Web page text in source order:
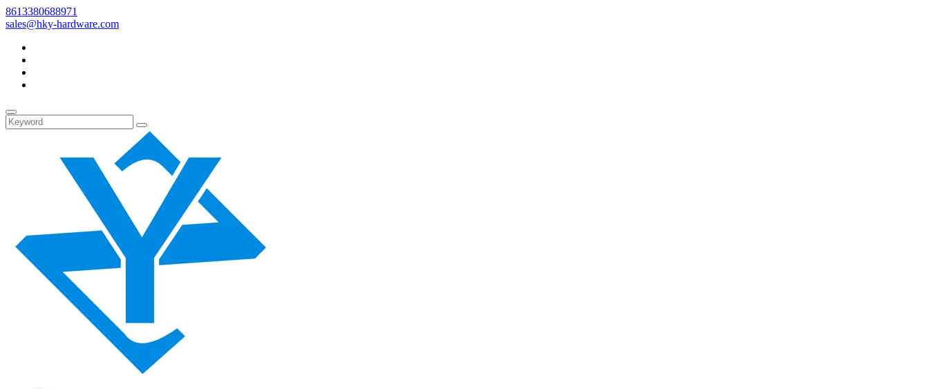
8613380688971
sales@hky-hardware.com